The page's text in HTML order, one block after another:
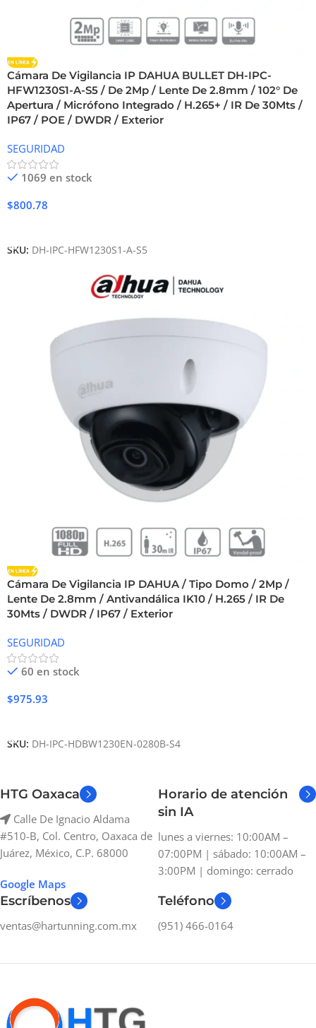
Cámara De Vigilancia IP DAHUA BULLET DH-IPC-
HFW1230S1-A-S5 / De 2Mp / Lente De 2.8mm / 102° De
Apertura / Micrófono Integrado / H.265+ / IR De 30Mts /
IP67 / POE / DWDR / Exterior
SEGURIDAD
1069 en stock
$800.78
SKU: DH-IPC-HFW1230S1-A-S5
Cámara De Vigilancia IP DAHUA / Tipo Domo / 2Mp /
Lente De 2.8mm / Antivandálica IK10 / H.265 / IR De
30Mts / DWDR / IP67 / Exterior
SEGURIDAD
60 en stock
$975.93
SKU: DH-IPC-HDBW1230EN-0280B-S4
HTG Oaxaca
Calle De Ignacio Aldama
#510-B, Col. Centro, Oaxaca de
Juárez, México, C.P. 68000
Google Maps
Horario de atención
sin IA
lunes a viernes: 10:00AM –
07:00PM | sábado: 10:00AM –
3:00PM | domingo: cerrado
Escríbenos
ventas@hartunning.com.mx
Teléfono
(951) 466-0164